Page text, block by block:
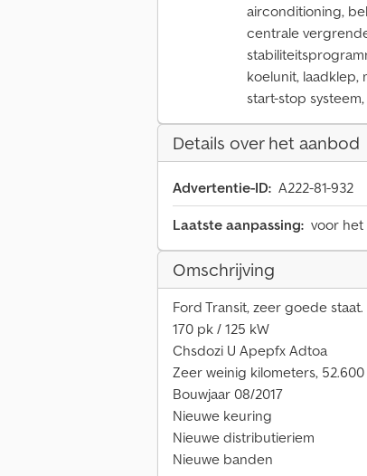
airconditioning,
centrale
koelunit, laadklep,
start-stop
Details over het aanbod
Advertentie-ID: A222-81-932
Laatste aanpassing: voor het
Omschrijving
Ford Transit, zeer goede staat.
170 pk / 125 kW
Chsdozi U Apepfx Adtoa
Zeer weinig kilometers, 52.600
Bouwjaar 08/2017
Nieuwe keuring
Nieuwe distributieriem
Nieuwe banden